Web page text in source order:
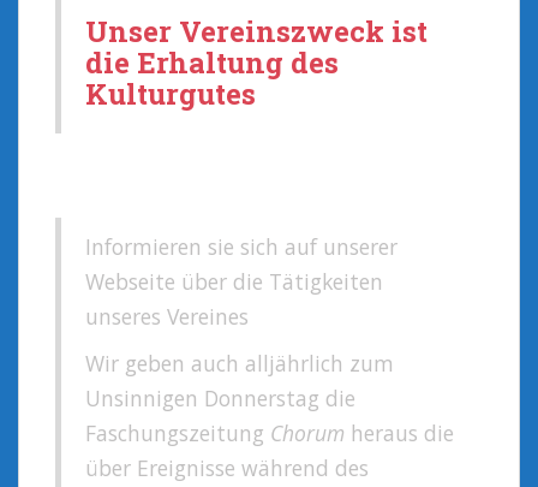
Unser Vereinszweck ist
die Erhaltung des
Kulturgutes
Informieren sie sich auf unserer
Webseite über die Tätigkeiten
unseres Vereines
Wir geben auch alljährlich zum
Unsinnigen Donnerstag die
Faschungszeitung Chorum heraus die
über Ereignisse während des